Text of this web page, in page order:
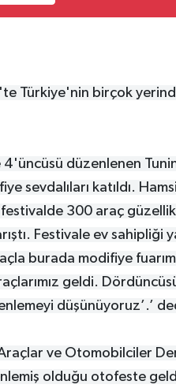
Türkiye'nin birçok
düzenlenen
sevdalıları katıldı.
300 araç güzellik,
Festivale ev sahipliği
burada modifiye
geldi.
düşünüyoruz’.’
ve Otomobilciler
olduğu otofeste